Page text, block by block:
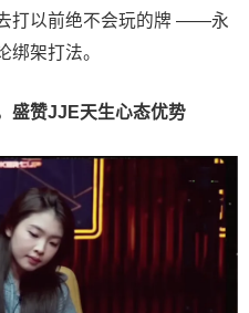
打以前绝不会玩的牌 ——永
绑架打法。
盛赞JJE天生心态优势